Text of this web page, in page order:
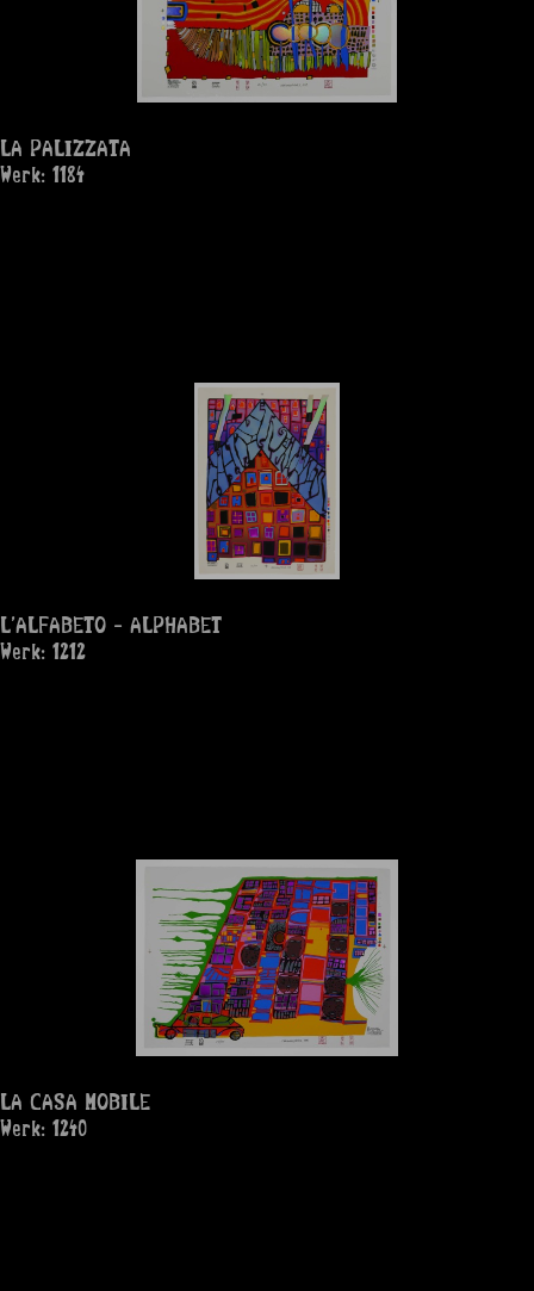
LA PALIZZATA
Werk: 1184
L'ALFABETO - ALPHABET
Werk: 1212
LA CASA MOBILE
Werk: 1240